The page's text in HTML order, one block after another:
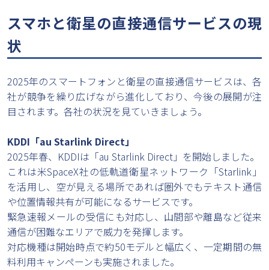
スマホと衛星の直接通信サービスの現
状
2025年のスマートフォンと衛星の直接通信サービスは、各
社が競争を繰り広げながら進化しており、今後の展開が注
目されます。各社の状況を見ていきましょう。
KDDI「au Starlink Direct」
2025年春、KDDIは「au Starlink Direct」を開始しました。
これは米SpaceX社の低軌道衛星ネットワーク「Starlink」
を活用し、空が見える場所であれば圏外でもテキスト通信
や位置情報共有が可能になるサービスです。
緊急速報メールの受信にも対応し、山間部や離島など従来
通信が困難なエリアで威力を発揮します。
対応機種は開始時点で約50モデルと幅広く、一定期間の無
料利用キャンペーンも実施されました。